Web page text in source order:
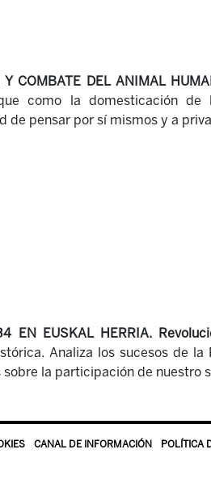
COMBATE DEL ANIMAL
como la domesticación de
de pensar por sí mismos y a
EN EUSKAL HERRIA.
Analiza los sucesos de la
la participación de nuestro
CANAL DE INFORMACIÓN POLÍTICA